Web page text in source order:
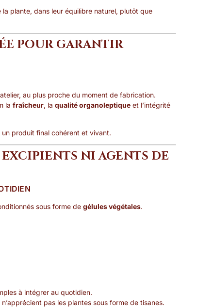
plante, dans leur équilibre naturel, plutôt que
POUR GARANTIR
au plus proche du moment de fabrication.
la fraîcheur, la qualité organoleptique et l’intégrité
produit final cohérent et vivant.
EXCIPIENTS NI AGENTS DE
sous forme de gélules végétales.
à intégrer au quotidien.
pas les plantes sous forme de tisanes.